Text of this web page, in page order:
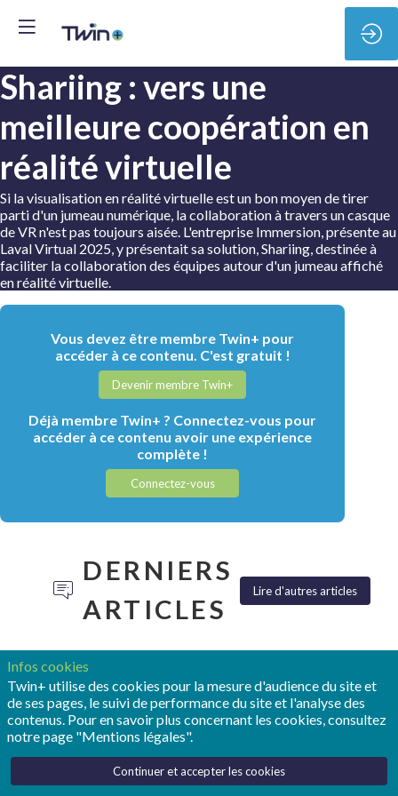
Shariing : vers une
meilleure coopération en
réalité virtuelle
Si la visualisation en réalité virtuelle est un bon moyen de tirer
parti d'un jumeau numérique, la collaboration à travers un casque
de VR n'est pas toujours aisée. L'entreprise Immersion, présente au
Laval Virtual 2025, y présentait sa solution, Shariing, destinée à
faciliter la collaboration des équipes autour d'un jumeau affiché
en réalité virtuelle.
Vous devez être membre Twin+ pour
accéder à ce contenu. C'est gratuit !
Devenir membre Twin+
Déjà membre Twin+ ? Connectez-vous pour
accéder à ce contenu avoir une expérience
complète !
Connectez-vous
DERNIERS
ARTICLES
Lire d'autres articles
TONY
HEMMELGARN:
JUMEAU
POUR
LE
JUMEAU
REALIZE
SIEMENS
FAIT
Infos cookies
Twin+ utilise des cookies pour la mesure d'audience du site et
de ses pages, le suivi de performance du site et l'analyse des
contenus. Pour en savoir plus concernant les cookies, consultez
notre page "Mentions légales".
Continuer et accepter les cookies